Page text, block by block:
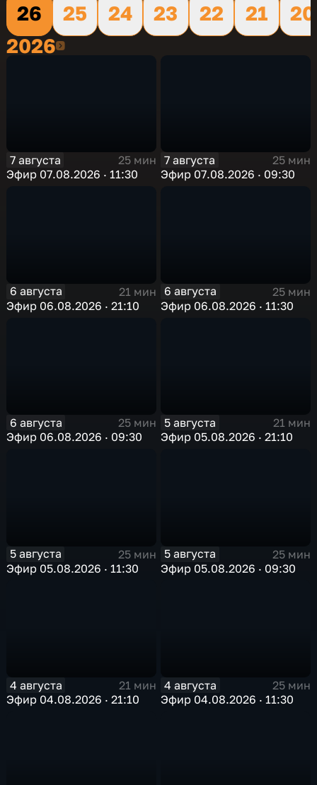
26
25 24 23 22 21
20
20262026
7 августа
25 мин
Эфир 07.08.2026 · 11:30
7 августа
25 мин
Эфир 07.08.2026 · 09:30
6 августа
21 мин
Эфир 06.08.2026 · 21:10
6 августа
25 мин
Эфир 06.08.2026 · 11:30
6 августа
25 мин
Эфир 06.08.2026 · 09:30
5 августа
21 мин
Эфир 05.08.2026 · 21:10
5 августа
25 мин
Эфир 05.08.2026 · 11:30
5 августа
25 мин
Эфир 05.08.2026 · 09:30
4 августа
21 мин
Эфир 04.08.2026 · 21:10
4 августа
25 мин
Эфир 04.08.2026 · 11:30